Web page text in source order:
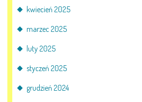
kwiecień 2025
marzec 2025
luty 2025
styczeń 2025
grudzień 2024